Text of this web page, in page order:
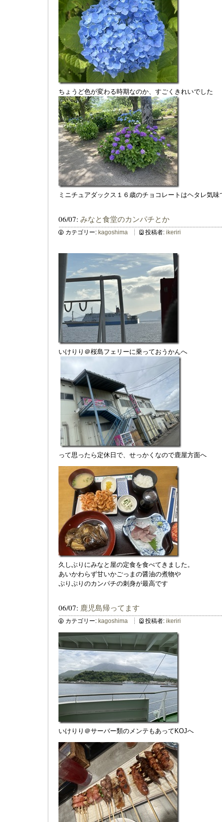
ちょうど色が変わる時期なのか、すごくきれいでした
ミニチュアダックス１６歳のチョコレートはヘタレ気味
06/07: みなと食堂のカンパチとか
カテゴリー: kagoshima 投稿者: ikeriri
いけりり＠桜島フェリーに乗っておうかんへ
って思ったら定休日で、せっかくなので鹿屋方面へ
久しぶりにみなと屋の定食を食べてきました。
あいかわらず甘いかごっまの醤油の煮物や
ぷりぷりのカンパチの刺身が最高です
06/07: 鹿児島帰ってます
カテゴリー: kagoshima 投稿者: ikeriri
いけりり＠サーバー類のメンテもあってKOJへ